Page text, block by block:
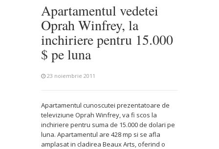
Apartamentul vedetei
Oprah Winfrey, la
inchiriere pentru 15.000
$ pe luna
23 noiembrie 2011
Apartamentul cunoscutei prezentatoare de
televiziune Oprah Winfrey, va fi scos la
inchiriere pentru suma de 15.000 de dolari pe
luna. Apartamentul are 428 mp si se afla
amplasat in cladirea Beaux Arts, oferind o